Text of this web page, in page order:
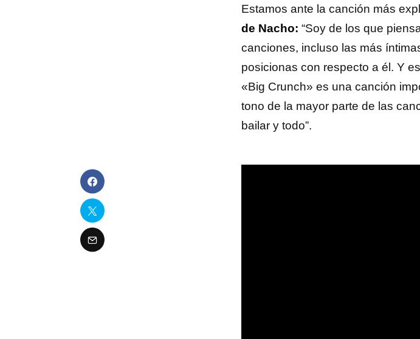
Estamos ante la canción más
de Nacho: “Soy de los que
canciones, incluso las más
posicionas con respecto a él. Y
«Big Crunch» es una canción
tono de la mayor parte de las
bailar y todo”.